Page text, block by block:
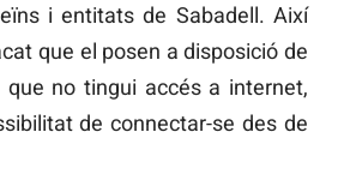
i entitats de Sabadell. Així
que el posen a disposició de
no tingui accés a internet,
de connectar-se des de